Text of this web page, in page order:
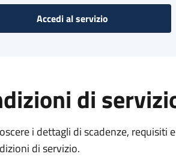
Accedi al servizio
di
i dettagli di scadenze,
di servizio.